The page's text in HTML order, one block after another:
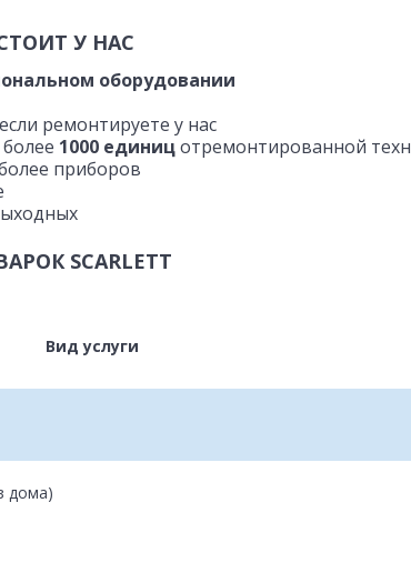
У НАС
оборудовании
ремонтируете у нас
1000 единицотремонтированной
приборов
SCARLETT
Вид услуги
дома)